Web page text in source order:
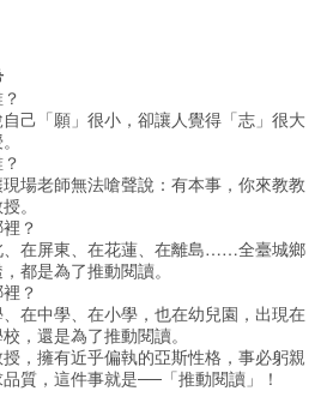
己「願」很小，卻讓人覺得「志」很大
場老師無法嗆聲說：有本事，你來教教
。
？
、在屏東、在花蓮、在離島……全臺城鄉
都是為了推動閱讀。
？
在中學、在小學，也在幼兒園，出現在
，還是為了推動閱讀。
，擁有近乎偏執的亞斯性格，事必躬親
品質，這件事就是──「推動閱讀」！